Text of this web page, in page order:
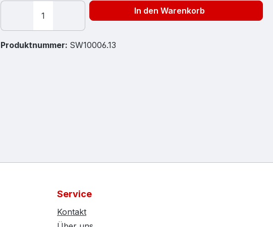
In den Warenkorb
Produktnummer: SW10006.13
Service
Kontakt